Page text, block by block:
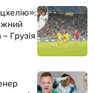
Грузія